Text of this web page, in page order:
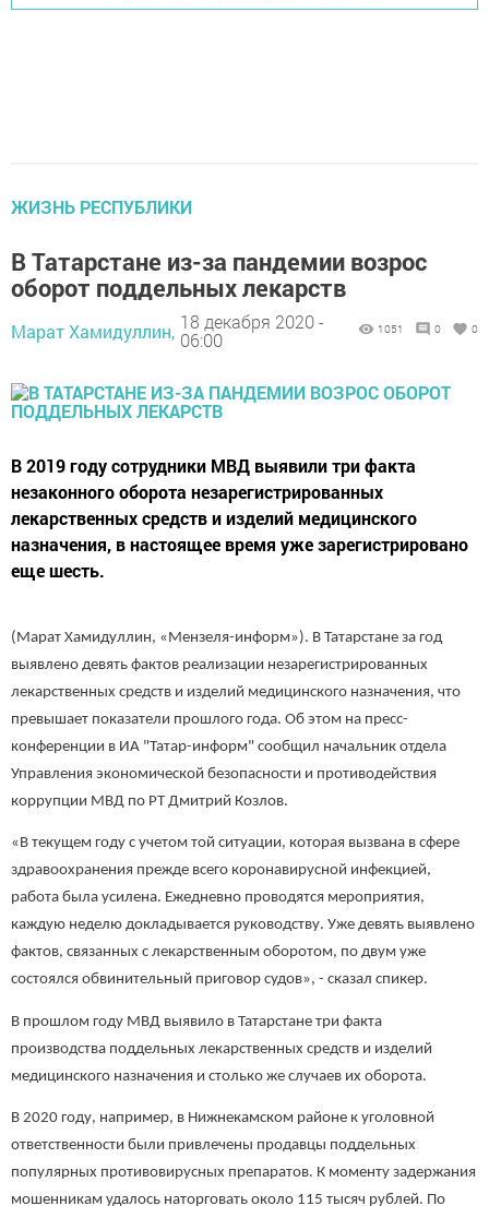
ЖИЗНЬ РЕСПУБЛИКИ
В Татарстане из-за пандемии возрос
оборот поддельных лекарств
Марат Хамидуллин, 18 декабря 2020 -
06:00
1051 0 0
В 2019 году сотрудники МВД выявили три факта
незаконного оборота незарегистрированных
лекарственных средств и изделий медицинского
назначения, в настоящее время уже зарегистрировано
еще шесть.
(Марат Хамидуллин, «Мензеля-информ»). В Татарстане за год
выявлено девять фактов реализации незарегистрированных
лекарственных средств и изделий медицинского назначения, что
превышает показатели прошлого года. Об этом на пресс-
конференции в ИА "Татар-информ" сообщил начальник отдела
Управления экономической безопасности и противодействия
коррупции МВД по РТ Дмитрий Козлов.
«В текущем году с учетом той ситуации, которая вызвана в сфере
здравоохранения прежде всего коронавирусной инфекцией,
работа была усилена. Ежедневно проводятся мероприятия,
каждую неделю докладывается руководству. Уже девять выявлено
фактов, связанных с лекарственным оборотом, по двум уже
состоялся обвинительный приговор судов», - сказал спикер.
В прошлом году МВД выявило в Татарстане три факта
производства поддельных лекарственных средств и изделий
медицинского назначения и столько же случаев их оборота.
В 2020 году, например, в Нижнекамском районе к уголовной
ответственности были привлечены продавцы поддельных
популярных противовирусных препаратов. К моменту задержания
мошенникам удалось наторговать около 115 тысяч рублей. По